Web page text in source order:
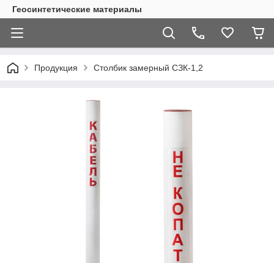
Геосинтетические материалы
Продукция Столбик замерный СЗК-1,2